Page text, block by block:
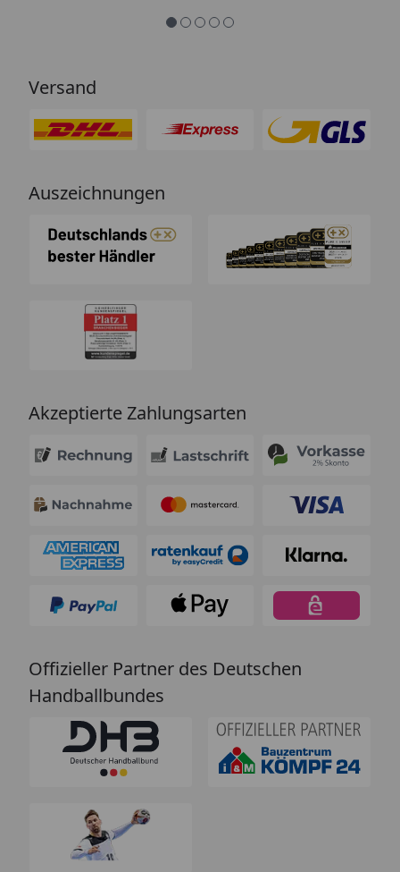
Versand
Auszeichnungen
Akzeptierte Zahlungsarten
Offizieller Partner des Deutschen
Handballbundes